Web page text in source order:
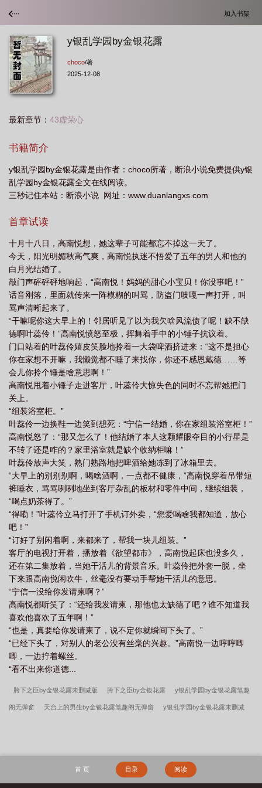
加入书架
y银乱学园by金银花露
choco/著
2025-12-08
最新章节： 43虚荣心
书籍简介
y银乱学园by金银花露是由作者：choco所著，断浪小说免费提供y银
乱学园by金银花露全文在线阅读。
三秒记住本站：断浪小说 网址：www.duanlangxs.com
首章试读
十月十八日，高南悦想，她这辈子可能都忘不掉这一天了。
今天，阳光明媚秋高气爽，高南悦执迷不悟爱了五年的男人和他的
白月光结婚了。
敲门声砰砰砰地响起，“高南悦！妈妈的甜心小宝贝！你没事吧！”
话音刚落，里面就传来一阵模糊的叫骂，防盗门吱嘎一声打开，叫
骂声清晰起来了。
“干嘛呢你这大早上的！邻居听见了以为我欠啥风流债了呢！缺不缺
德啊叶蕊伶！”高南悦愤怒至极，挥舞着手中的小锤子抗议着。
门口站着的叶蕊伶嬉皮笑脸地拎着一大袋啤酒挤进来：“这不是担心
你在家想不开嘛，我懒觉都不睡了来找你，你还不感恩戴德……等
会儿你拎个锤是啥意思啊！”
高南悦甩着小锤子走进客厅，叶蕊伶大惊失色的同时不忘帮她把门
关上。
“组装浴室柜。”
叶蕊伶一边换鞋一边笑到想死：“宁信一结婚，你在家组装浴室柜！”
高南悦怒了：“那又怎么了！他结婚了本人这颗耀眼夺目的小行星是
不转了还是咋的？家里浴室就是缺个收纳柜嘛！”
叶蕊伶放声大笑，熟门熟路地把啤酒给她冻到了冰箱里去。
“大早上的别别别啊，喝啥酒啊，一点都不健康，”高南悦穿着吊带短
裤睡衣，骂骂咧咧地坐到客厅杂乱的板材和零件中间，继续组装，
“喝点奶茶得了。”
“得嘞！”叶蕊伶立马打开了手机订外卖，“您爱喝啥我都知道，放心
吧！”
“订好了别闲着啊，来都来了，帮我一块儿组装。”
客厅的电视打开着，播放着《欲望都市》，高南悦起床也没多久，
还在第二集放着，当她干活儿的背景音乐。叶蕊伶把外套一脱，坐
下来跟高南悦闲吹牛，丝毫没有要动手帮她干活儿的意思。
“宁信一没给你发请柬啊？”
高南悦都听笑了：“还给我发请柬，那他也太缺德了吧？谁不知道我
喜欢他喜欢了五年啊！”
“也是，真要给你发请柬了，说不定你就瞬间下头了。”
“已经下头了，对别人的老公没有丝毫的兴趣。”高南悦一边哼哼唧
唧，一边拧着螺丝。
“看不出来你道德...
胯下之臣by金银花露未删减版 胯下之臣by金银花露 y银乱学园by金银花露笔趣
阁无弹窗 天台上的男生by金银花露笔趣阁无弹窗 y银乱学园by金银花露未删减
天台上的男生by金银花露 乐可by金银花露TXT百度网盘下载
首 页 目录 阅读